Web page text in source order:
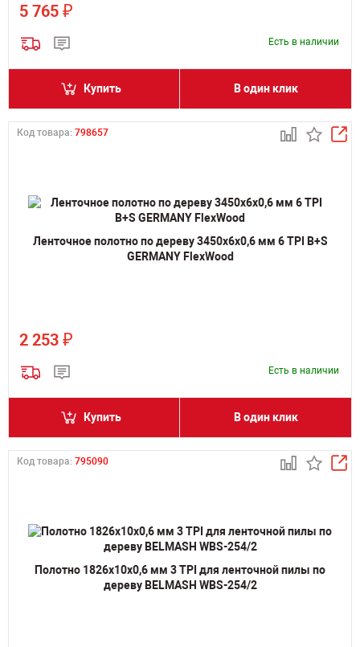
5 765 ₽
Есть в наличии
Купить В один клик
Код товара: 798657
Ленточное полотно по дереву 3450х6х0,6 мм 6 TPI B+S
GERMANY FlexWood
2 253 ₽
Есть в наличии
Купить В один клик
Код товара: 795090
Полотно 1826х10х0,6 мм 3 TPI для ленточной пилы по
дереву BELMASH WBS-254/2